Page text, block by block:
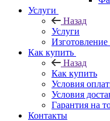
Услуги
Назад
Услуги
Как купить
Назад
Как купить
Условия
Условия
Гарантия на
Контакты